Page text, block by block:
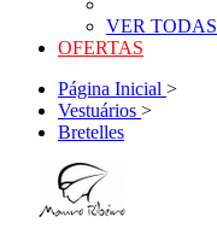
VER TODAS
OFERTAS
Página Inicial >
Vestuários >
Bretelles